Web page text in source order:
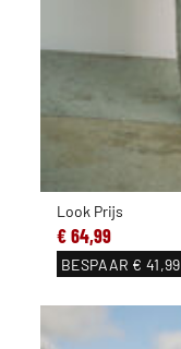
Look Prijs
€ 64,99
BESPAAR € 41,99